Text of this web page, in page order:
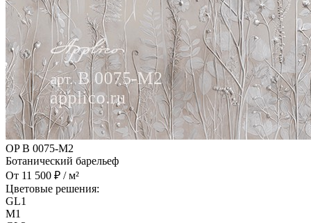
OP B 0075-M2
Ботанический барельеф
От 11 500 ₽ / м²
Цветовые решения:
GL1
M1